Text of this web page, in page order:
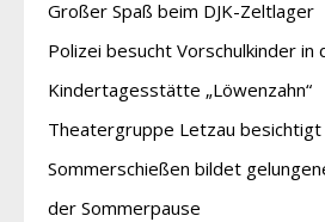
Großer Spaß beim DJK-Zeltlager
Polizei besucht Vorschulkinder in
Kindertagesstätte „Löwenzahn“
Theatergruppe Letzau besichtigt
Sommerschießen bildet
der Sommerpause